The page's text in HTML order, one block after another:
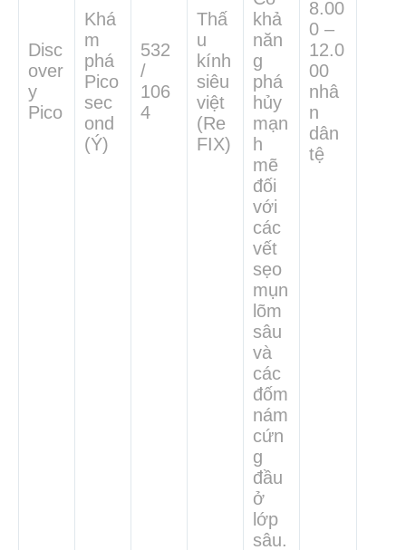
Disc
over
y
Pico
Khá
m
phá
Pico
sec
ond
(Ý)
532
/
106
4
Thấ
u
kính
siêu
việt
(Re
FIX)
khả
năn
g
phá
hủy
mạn
h
mẽ
đối
với
các
vết
sẹo
mụn
lõm
sâu
và
các
đốm
nám
cứn
g
đầu
ở
lớp
sâu.
8.00
0 –
12.0
00
nhâ
n
dân
tệ